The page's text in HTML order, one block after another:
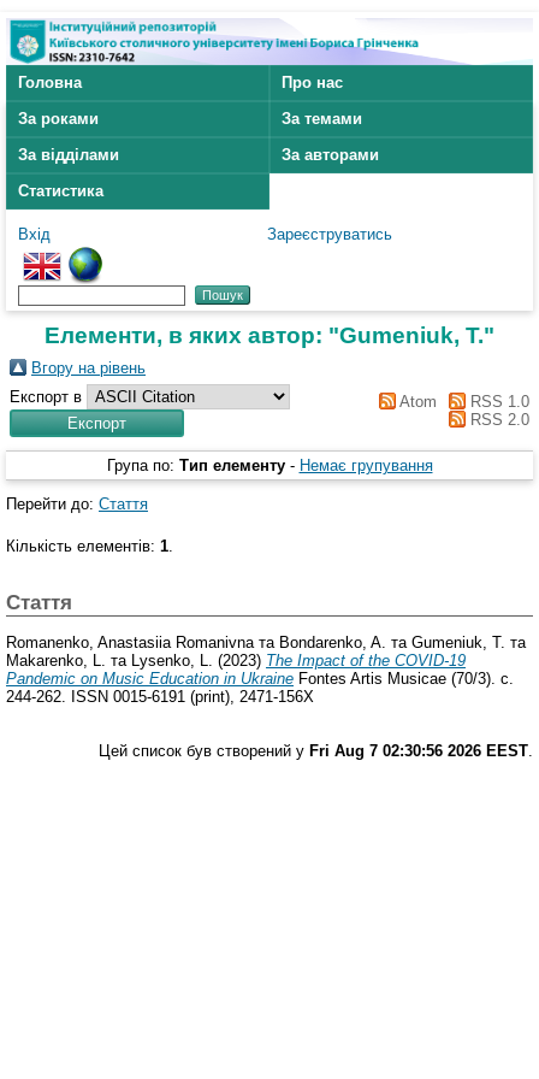
Головна
Про нас
За роками
За темами
За відділами
За авторами
Статистика
Вхід Зареєструватись
Елементи, в яких автор: "Gumeniuk, T."
Вгору на рівень
Експорт в
Atom
RSS 1.0
RSS 2.0
Група по: Тип елементу - Немає групування
Перейти до: Стаття
Кількість елементів: 1.
Стаття
Romanenko, Anastasiia Romanivna та Bondarenko, A. та Gumeniuk, T. та
Makarenko, L.
та Lysenko, L. (2023) The Impact of the COVID-19
Pandemic оn Music Education in Ukraine Fontes Artis Musicae (70/3). с.
244-262. ISSN 0015-6191 (print), 2471-156X
Цей список був створений у Fri Aug 7 02:30:56 2026 EEST